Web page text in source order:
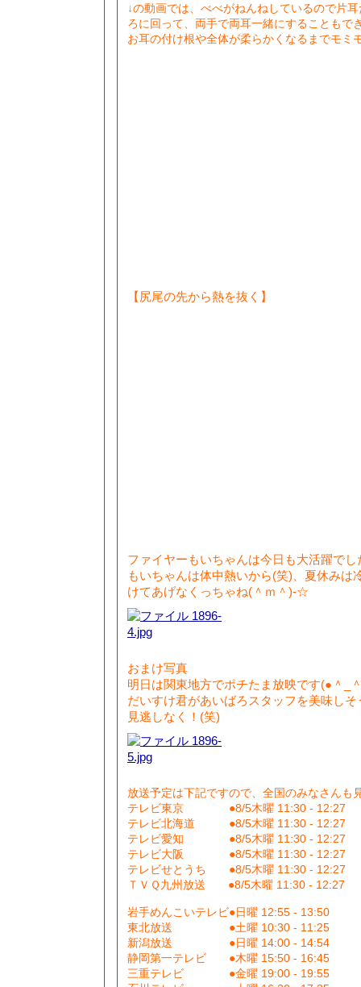
↓の動画では、べべがねんねしているので片
ろに回って、両手で両耳一緒にすることもで
お耳の付け根や全体が柔らかくなるまでモミ
【尻尾の先から熱を抜く】
ファイヤーもいちゃんは今日も大活躍でし
もいちゃんは体中熱いから(笑)、夏休みは
けてあげなくっちゃね(＾ｍ＾)-☆
おまけ写真
明日は関東地方でポチたま放映です(●＾_
だいすけ君があいばろスタッフを美味し
見逃しなく！(笑)
放送予定は下記ですので、全国のみなさんも
テレビ東京 ●8/5木曜 11:30 - 12:27
テレビ北海道 ●8/5木曜 11:30 - 12:27
テレビ愛知 ●8/5木曜 11:30 - 12:27
テレビ大阪 ●8/5木曜 11:30 - 12:27
テレビせとうち ●8/5木曜 11:30 - 12:27
ＴＶＱ九州放送 ●8/5木曜 11:30 - 12:27
岩手めんこいテレビ●日曜 12:55 - 13:50
東北放送 ●土曜 10:30 - 11:25
新潟放送 ●日曜 14:00 - 14:54
静岡第一テレビ ●木曜 15:50 - 16:45
三重テレビ ●金曜 19:00 - 19:55